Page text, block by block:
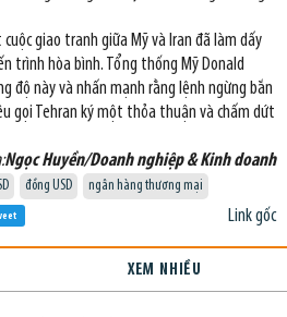
giao tranh giữa Mỹ và Iran đã làm dấy
trình hòa bình. Tổng thống Mỹ Donald
độ này và nhấn mạnh rằng lệnh ngừng bắn
gọi Tehran ký một thỏa thuận và chấm dứt
Ngọc Huyền/Doanh nghiệp & Kinh doanh
đồng USD ngân hàng thương mại
Link gốc
XEM NHIỀU